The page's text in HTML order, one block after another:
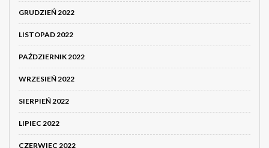
GRUDZIEŃ 2022
LISTOPAD 2022
PAŹDZIERNIK 2022
WRZESIEŃ 2022
SIERPIEŃ 2022
LIPIEC 2022
CZERWIEC 2022